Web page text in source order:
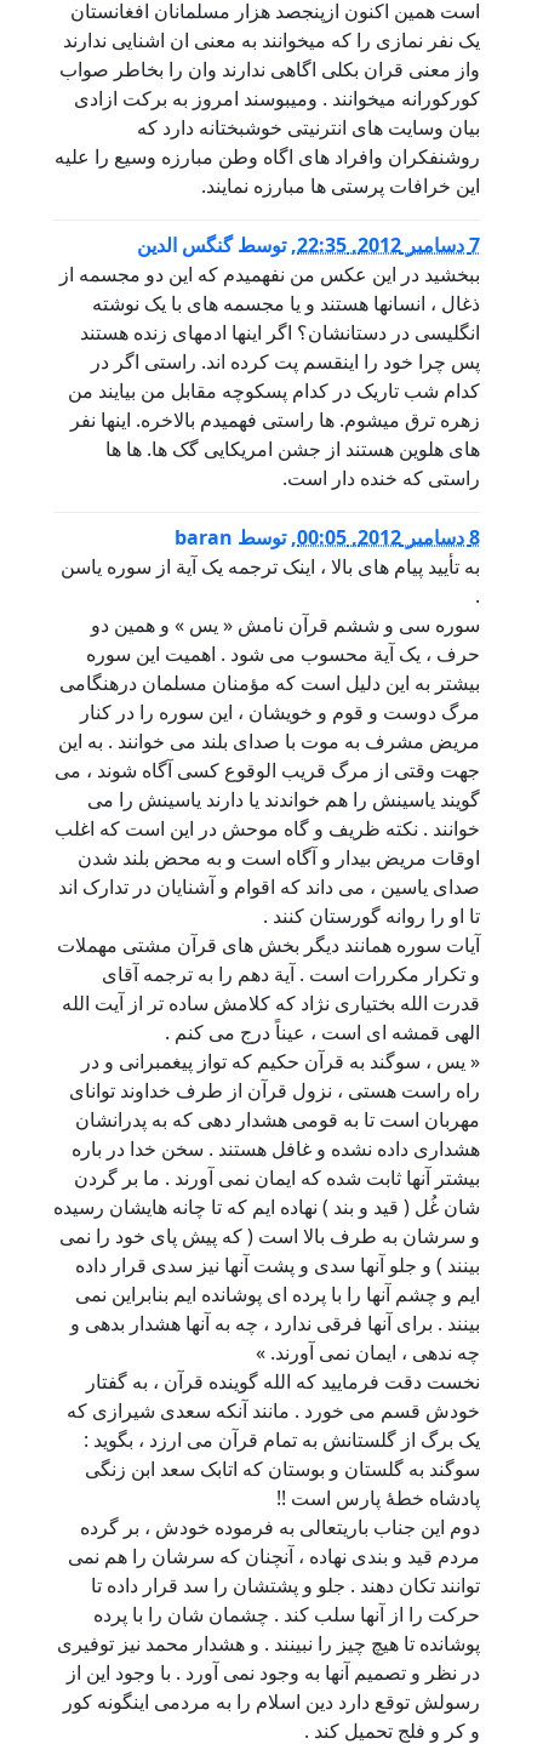
است همین اکنون ازپنجصد هزار مسلمانان افغانستان
یک نفر نمازی را که میخوانند به معنی ان اشنایی ندارند
واز معنی قران بکلی اگاهی ندارند وان را بخاطر صواب
کورکورانه میخوانند . ومیبوسند امروز به برکت ازادی
بیان وسایت های انترنیتی خوشبختانه دارد که
روشنفکران وافراد های اگاه وطن مبارزه وسیع را علیه
این خرافات پرستی ها مبارزه نمایند.
7 دسامبر 2012, 22:35 ,توسطگنگس الدین
ببخشید در این عکس من نفهمیدم که این دو مجسمه از
ذغال ، انسانها هستند و یا مجسمه های با یک نوشته
انگلیسی در دستانشان؟ اگر اینها ادمهای زنده هستند
پس چرا خود را اینقسم پت کرده اند. راستی اگر در
کدام شب تاریک در کدام پسکوچه مقابل من بیایند من
زهره ترق میشوم. ها راستی فهمیدم بالاخره. اینها نفر
های هلوین هستند از جشن امریکایی گک ها. ها ها
راستی که خنده دار است.
8 دسامبر 2012, 00:05 ,توسط baran
به تأیید پیام های بالا ، اینک ترجمه یک آیة از سوره یاسن
.
سوره سی و ششم قرآن نامش « یس » و همین دو
حرف ، یک آیة محسوب می شود . اهمیت این سوره
بیشتر به این دلیل است که مؤمنان مسلمان درهنگامی
مرگ دوست و قوم و خویشان ، این سوره را در کنار
مریض مشرف به موت با صدای بلند می خوانند . به این
جهت وقتی از مرگ قریب الوقوع کسی آگاه شوند ، می
گویند یاسینش را هم خواندند یا دارند یاسینش را می
خوانند . نکته ظریف و گاه موحش در این است که اغلب
اوقات مریض بیدار و آگاه است و به محض بلند شدن
صدای یاسین ، می داند که اقوام و آشنایان در تدارک اند
تا او را روانه گورستان کنند .
آیات سوره همانند دیگر بخش های قرآن مشتی مهملات
و تکرار مکررات است . آیة دهم را به ترجمه آقای
قدرت الله بختیاری نژاد که کلامش ساده تر از آیت الله
الهی قمشه ای است ، عیناً درج می کنم .
« یس ، سوگند به قرآن حکیم که تواز پیغمبرانی و در
راه راست هستی ، نزول قرآن از طرف خداوند توانای
مهربان است تا به قومی هشدار دهی که به پدرانشان
هشداری داده نشده و غافل هستند . سخن خدا در باره
بیشتر آنها ثابت شده که ایمان نمی آورند . ما بر گردن
شان غُل ( قید و بند ) نهاده ایم که تا چانه هایشان رسیده
و سرشان به طرف بالا است ( که پیش پای خود را نمی
بینند ) و جلو آنها سدی و پشت آنها نیز سدی قرار داده
ایم و چشم آنها را با پرده ای پوشانده ایم بنابراین نمی
بینند . برای آنها فرقی ندارد ، چه به آنها هشدار بدهی و
چه ندهی ، ایمان نمی آورند. »
نخست دقت فرمایید که الله گوینده قرآن ، به گفتار
خودش قسم می خورد . مانند آنکه سعدی شیرازی که
یک برگ از گلستانش به تمام قرآن می ارزد ، بگوید :
سوگند به گلستان و بوستان که اتابک سعد ابن زنگی
پادشاه خطۀ پارس است !!
دوم این جناب باریتعالی به فرموده خودش ، بر گرده
مردم قید و بندی نهاده ، آنچنان که سرشان را هم نمی
توانند تکان دهند . جلو و پشتشان را سد قرار داده تا
حرکت را از آنها سلب کند . چشمان شان را با پرده
پوشانده تا هیچ چیز را نبینند . و هشدار محمد نیز توفیری
در نظر و تصمیم آنها به وجود نمی آورد . با وجود این از
رسولش توقع دارد دین اسلام را به مردمی اینگونه کور
و کر و فلج تحمیل کند .